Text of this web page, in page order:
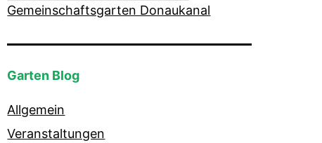
Gemeinschaftsgarten Donaukanal
Garten Blog
Allgemein
Veranstaltungen